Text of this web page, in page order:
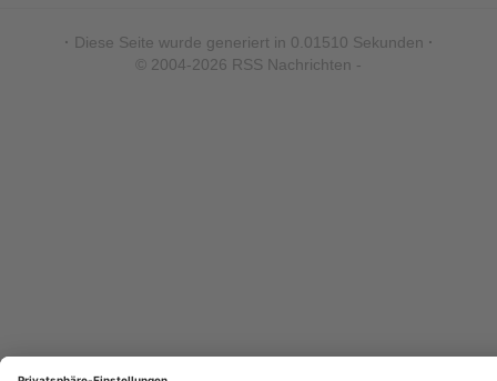
· Diese Seite wurde generiert in 0.01510 Sekunden ·
© 2004-2026 RSS Nachrichten -